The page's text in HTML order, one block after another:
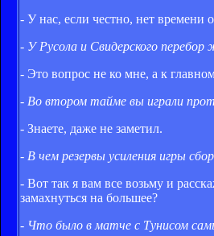
- У нас, если честно, нет времени
- У Русола и Свидерского
- Это вопрос не ко мне, а к
- Во втором тайме вы играли
- Знаете, даже не заметил.
- В чем резервы усиления игры
- Вот так я вам все возьму и
замахнуться на большее?
- Что было в матче с Тунисом